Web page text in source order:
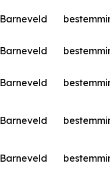
Barneveld
Barneveld
Barneveld
Barneveld
Barneveld